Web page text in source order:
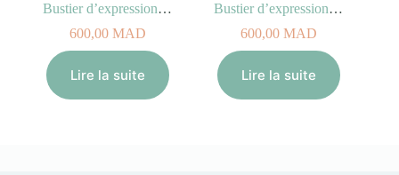
Bustier d’expression Hands-free (Taille L)
600,00 MAD
Lire la suite
Bustier d’expression Hands-free (Taille XL)
600,00 MAD
Lire la suite